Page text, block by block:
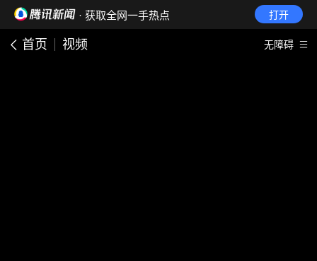
· 获取全网一手热点 打开
首页 视频 无障碍